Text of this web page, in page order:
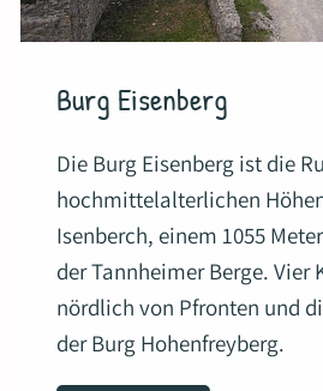
Burg Eisenberg
Die Burg Eisenberg ist die
hochmittelalterlichen
Isenberch, einem 1055
der Tannheimer Berge. Vier
nördlich von Pfronten und
der Burg Hohenfreyberg.